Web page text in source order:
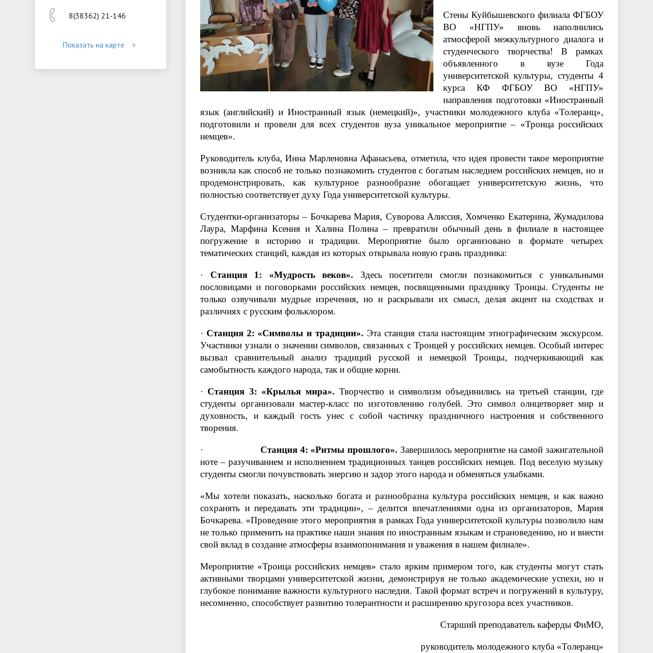
8(38362) 21-146
Показать на карте
Стены Куйбышевского филиала ФГБОУ
ВО «НГПУ» вновь наполнились
атмосферой межкультурного диалога и
студенческого творчества! В рамках
объявленного в вузе Года
университетской культуры, студенты 4
курса КФ ФГБОУ ВО «НГПУ»
направления подготовки «Иностранный
язык (английский) и Иностранный язык (немецкий)», участники молодежного клуба «Толеранц»,
подготовили и провели для всех студентов вуза уникальное мероприятие – «Троица российских
немцев».
Руководитель клуба, Инна Марленовна Афанасьева, отметила, что идея провести такое мероприятие
возникла как способ не только познакомить студентов с богатым наследием российских немцев, но и
продемонстрировать, как культурное разнообразие обогащает университетскую жизнь, что
полностью соответствует духу Года университетской культуры.
Студентки-организаторы – Бочкарева Мария, Суворова Алиссия, Хомченко Екатерина, Жумадилова
Лаура, Марфина Ксения и Халина Полина – превратили обычный день в филиале в настоящее
погружение в историю и традиции. Мероприятие было организовано в формате четырех
тематических станций, каждая из которых открывала новую грань праздника:
· Станция 1: «Мудрость веков». Здесь посетители смогли познакомиться с уникальными
пословицами и поговорками российских немцев, посвященными празднику Троицы. Студенты не
только озвучивали мудрые изречения, но и раскрывали их смысл, делая акцент на сходствах и
различиях с русским фольклором.
· Станция 2: «Символы и традиции». Эта станция стала настоящим этнографическим экскурсом.
Участники узнали о значении символов, связанных с Троицей у российских немцев. Особый интерес
вызвал сравнительный анализ традиций русской и немецкой Троицы, подчеркивающий как
самобытность каждого народа, так и общие корни.
· Станция 3: «Крылья мира». Творчество и символизм объединились на третьей станции, где
студенты организовали мастер-класс по изготовлению голубей. Это символ олицетворяет мир и
духовность, и каждый гость унес с собой частичку праздничного настроения и собственного
творения.
· Станция 4: «Ритмы прошлого». Завершилось мероприятие на самой зажигательной
ноте – разучиванием и исполнением традиционных танцев российских немцев. Под веселую музыку
студенты смогли почувствовать энергию и задор этого народа и обменяться улыбками.
«Мы хотели показать, насколько богата и разнообразна культура российских немцев, и как важно
сохранять и передавать эти традиции», – делится впечатлениями одна из организаторов, Мария
Бочкарева. «Проведение этого мероприятия в рамках Года университетской культуры позволило нам
не только применить на практике наши знания по иностранным языкам и страноведению, но и внести
свой вклад в создание атмосферы взаимопонимания и уважения в нашем филиале».
Мероприятие «Троица российских немцев» стало ярким примером того, как студенты могут стать
активными творцами университетской жизни, демонстрируя не только академические успехи, но и
глубокое понимание важности культурного наследия. Такой формат встреч и погружений в культуру,
несомненно, способствует развитию толерантности и расширению кругозора всех участников.
Старший преподаватель каферды ФиМО,
руководитель молодежного клуба «Толеранц»